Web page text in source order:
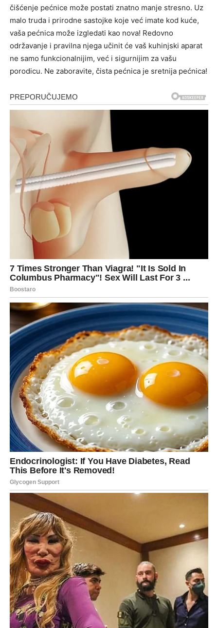
čišćenje pećnice može postati znatno manje stresno. Uz
malo truda i prirodne sastojke koje već imate kod kuće,
vaša pećnica može izgledati kao nova! Redovno
održavanje i pravilna njega učinit će vaš kuhinjski aparat
ne samo funkcionalnijim, već i sigurnijim za vašu
porodicu. Ne zaboravite, čista pećnica je sretnija pećnica!